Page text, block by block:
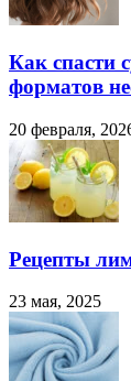
Как спасти
форматов
20 февраля,
Рецепты
23 мая, 2025